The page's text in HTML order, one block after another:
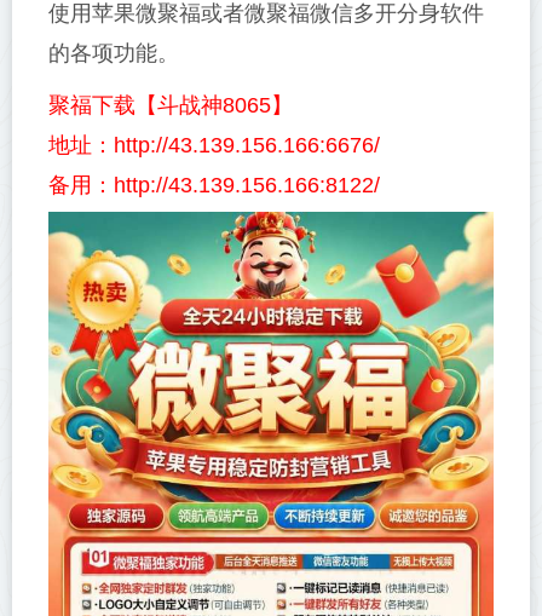
使用苹果微聚福或者微聚福微信多开分身软件
的各项功能。
聚福下载【斗战神8065】
地址：http://43.139.156.166:6676/
备用：http://43.139.156.166:8122/